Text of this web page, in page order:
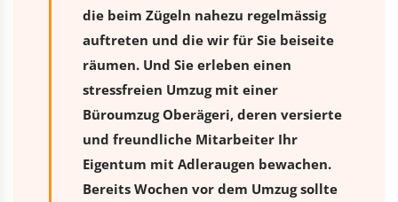
die beim Zügeln nahezu regelmässig
auftreten und die wir für Sie beiseite
räumen. Und Sie erleben einen
stressfreien Umzugmit einer
Büroumzug Oberägeri, deren versierte
und freundliche Mitarbeiter Ihr
Eigentum mit Adleraugen bewachen.
Bereits Wochen vor dem Umzug sollte